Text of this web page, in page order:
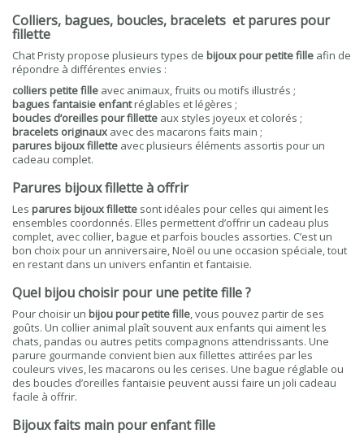
Colliers, bagues, boucles, bracelets et parures pour
fillette
Chat Pristy propose plusieurs types de bijoux pour petite fille afin de
répondre à différentes envies :
colliers petite fille avec animaux, fruits ou motifs illustrés ;
bagues fantaisie enfantréglables et légères ;
boucles d’oreilles pour fillette aux styles joyeux et colorés ;
bracelets originaux avec des macarons faits main ;
parures bijoux fillette avec plusieurs éléments assortis pour un
cadeau complet.
Parures bijoux fillette à offrir
Les parures bijoux fillette sont idéales pour celles qui aiment les
ensembles coordonnés. Elles permettent d’offrir un cadeau plus
complet, avec collier, bague et parfois boucles assorties. C’est un
bon choix pour un anniversaire, Noël ou une occasion spéciale, tout
en restant dans un univers enfantin et fantaisie.
Quel bijou choisir pour une petite fille ?
Pour choisir un bijou pour petite fille, vous pouvez partir de ses
goûts. Un collier animal plaît souvent aux enfants qui aiment les
chats, pandas ou autres petits compagnons attendrissants. Une
parure gourmande convient bien aux fillettes attirées par les
couleurs vives, les macarons ou les cerises. Une bague réglable ou
des boucles d’oreilles fantaisie peuvent aussi faire un joli cadeau
facile à offrir.
Bijoux faits main pour enfant fille